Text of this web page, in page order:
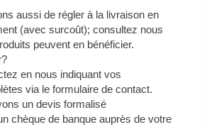
aussi de régler à la livraison en
(avec surcoût); consultez nous
peuvent en bénéficier.
en nous indiquant vos
via le formulaire de contact.
un devis formalisé
chèque de banque auprès de votre